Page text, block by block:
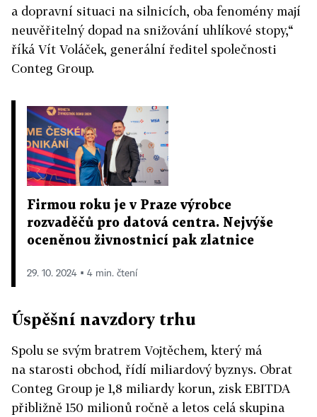
a dopravní situaci na silnicích, oba fenomény mají
neuvěřitelný dopad na snižování uhlíkové stopy,“
říká Vít Voláček, generální ředitel společnosti
Conteg Group.
Firmou roku je v Praze výrobce
rozvaděčů pro datová centra. Nejvýše
oceněnou živnostnicí pak zlatnice
29. 10. 2024 ▪ 4 min. čtení
Úspěšní navzdory trhu
Spolu se svým bratrem Vojtěchem, který má
na starosti obchod, řídí miliardový byznys. Obrat
Conteg Group je 1,8 miliardy korun, zisk EBITDA
přibližně 150 milionů ročně a letos celá skupina